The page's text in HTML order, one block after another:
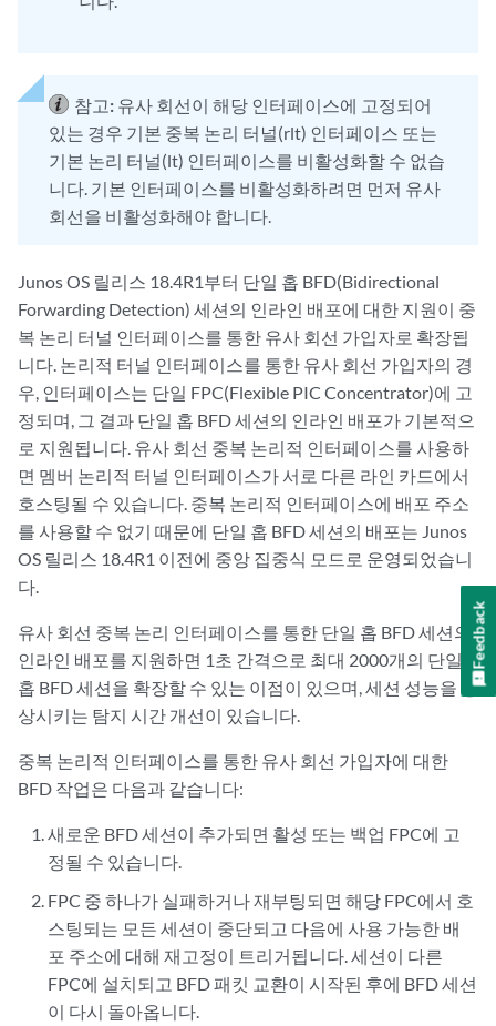
참고: 유사 회선이 해당 인터페이스에 고정되어
있는 경우 기본 중복 논리 터널(rlt) 인터페이스 또는
기본 논리 터널(lt) 인터페이스를 비활성화할 수 없습
니다. 기본 인터페이스를 비활성화하려면 먼저 유사
회선을 비활성화해야 합니다.
Junos OS 릴리스 18.4R1부터 단일 홉 BFD(Bidirectional
Forwarding Detection) 세션의 인라인 배포에 대한 지원이 중
복 논리 터널 인터페이스를 통한 유사 회선 가입자로 확장됩
니다. 논리적 터널 인터페이스를 통한 유사 회선 가입자의 경
우, 인터페이스는 단일 FPC(Flexible PIC Concentrator)에 고
정되며, 그 결과 단일 홉 BFD 세션의 인라인 배포가 기본적으
로 지원됩니다. 유사 회선 중복 논리적 인터페이스를 사용하
면 멤버 논리적 터널 인터페이스가 서로 다른 라인 카드에서
호스팅될 수 있습니다. 중복 논리적 인터페이스에 배포 주소
를 사용할 수 없기 때문에 단일 홉 BFD 세션의 배포는 Junos
OS 릴리스 18.4R1 이전에 중앙 집중식 모드로 운영되었습니
다.
유사 회선 중복 논리 인터페이스를 통한 단일 홉 BFD 세션의
인라인 배포를 지원하면 1초 간격으로 최대 2000개의 단일
홉 BFD 세션을 확장할 수 있는 이점이 있으며, 세션 성능을 향
상시키는 탐지 시간 개선이 있습니다.
중복 논리적 인터페이스를 통한 유사 회선 가입자에 대한
BFD 작업은 다음과 같습니다:
새로운 BFD 세션이 추가되면 활성 또는 백업 FPC에 고
정될 수 있습니다.
FPC 중 하나가 실패하거나 재부팅되면 해당 FPC에서 호
스팅되는 모든 세션이 중단되고 다음에 사용 가능한 배
포 주소에 대해 재고정이 트리거됩니다. 세션이 다른
FPC에 설치되고 BFD 패킷 교환이 시작된 후에 BFD 세션
이 다시 돌아옵니다.
Feedback